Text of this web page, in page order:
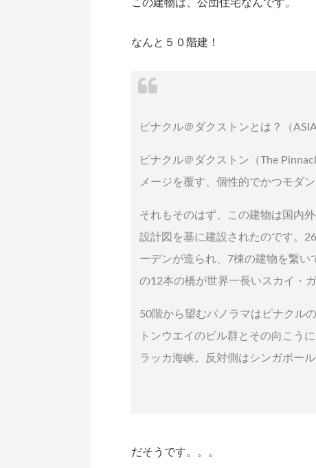
この建物は、公団住宅なんです。
なんと５０階建！
ピナクル＠ダクストンとは？（
ピナクル＠ダクストン（The
メージを覆す、個性的でかつモダ
それもそのはず、この建物は国内
設計図を基に建設されたのです。
ーデンが造られ、7棟の建物を繋い
の12本の橋が世界一長いスカイ・
50階から望むパノラマはピナクル
トンウエイのビル群とその向こう
ラッカ海峡。反対側はシンガポー
だそうです。。。